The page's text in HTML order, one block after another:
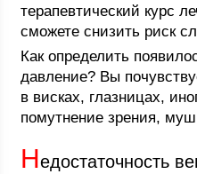
терапевтический курс
сможете снизить риск
Как определить
давление? Вы
в висках, глазницах,
помутнение зрения,
Недостаточность